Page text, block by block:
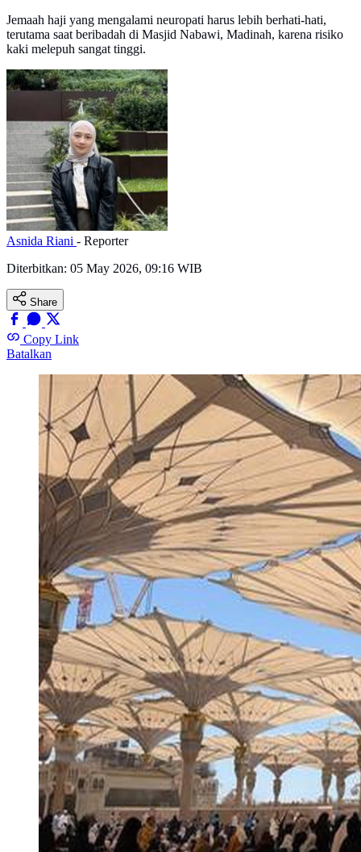
Jemaah haji yang mengalami neuropati harus lebih berhati-hati,
terutama saat beribadah di Masjid Nabawi, Madinah, karena risiko
kaki melepuh sangat tinggi.
Asnida Riani - Reporter
Diterbitkan: 05 May 2026, 09:16 WIB
Share
Copy Link
Batalkan